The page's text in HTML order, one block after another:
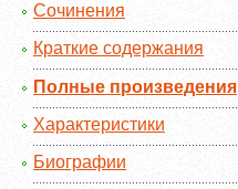
Сочинения
Краткие содержания
Полные произведения
Характеристики
Биографии